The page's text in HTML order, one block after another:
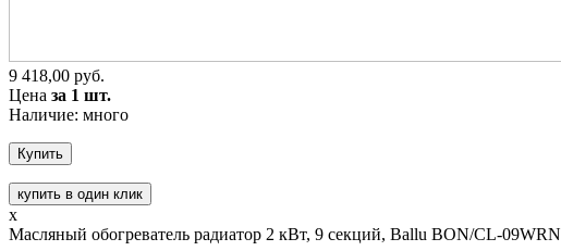
9 418,00 руб.
Цена за 1 шт.
Наличие: много
купить в один клик
x
Масляный обогреватель радиатор 2 кВт, 9 секций, Ballu BON/CL-09WRN